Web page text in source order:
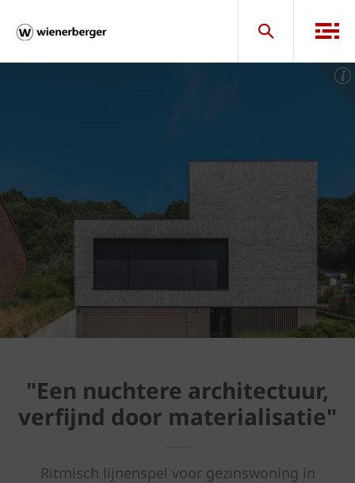
"Een nuchtere architectuur,
verfijnd door materialisatie"
Ritmisch lijnenspel voor gezinswoning in